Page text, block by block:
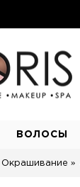
ВОЛОСЫ
Окрашивание